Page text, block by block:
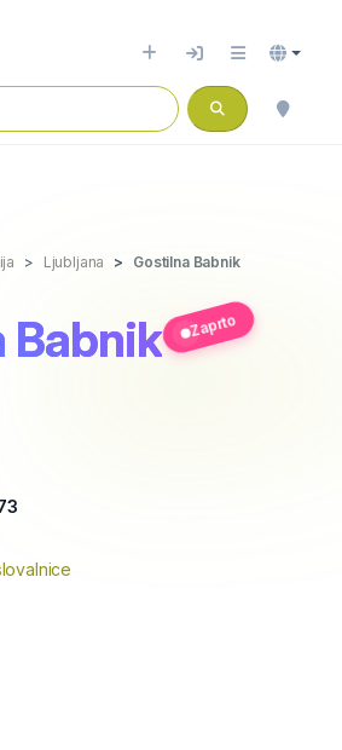
Ljubljana Gostilna Babnik
Babnik Zaprto